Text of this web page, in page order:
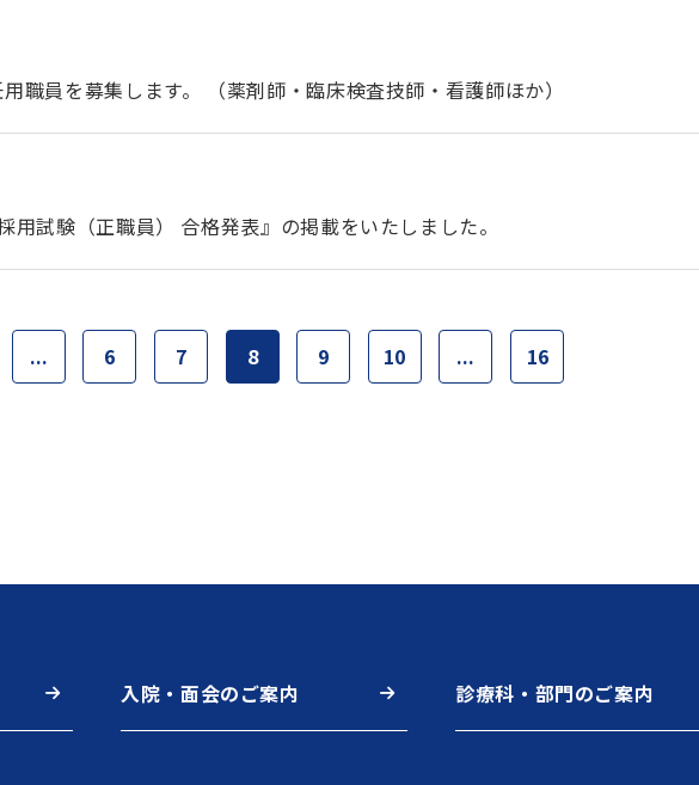
職員を募集します。 （薬剤師・臨床検査技師・看護師ほか）
用試験（正職員） 合格発表』の掲載をいたしました。
... 6 7 8 9 10 ... 16
入院・面会のご案内 診療科・部門のご案内